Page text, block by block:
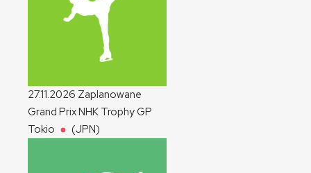
27.11.2026 Zaplanowane
Grand Prix NHK TrophyGP
Tokio
(JPN)